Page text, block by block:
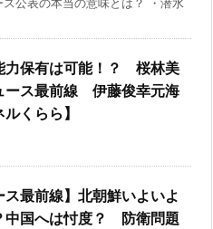
公表の本当の意味とは？ ・潜水
力保有は可能！？ 桜林美
ース最前線 伊藤俊幸元海
くらら】
ス最前線】北朝鮮いよいよ
中国へは忖度？ 防衛問題